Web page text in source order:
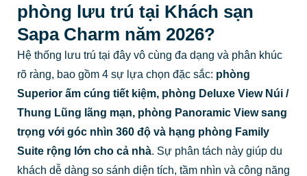
phòng lưu trú tại Khách sạn
Sapa Charm năm 2026?
Hệ thống lưu trú tại đây vô cùng đa dạng và phân khúc
rõ ràng, bao gồm 4 sự lựa chọn đặc sắc: phòng
Superior ấm cúng tiết kiệm, phòng Deluxe View Núi /
Thung Lũng lãng mạn, phòng Panoramic View sang
trọng với góc nhìn 360 độ và hạng phòng Family
Suite rộng lớn cho cả nhà. Sự phân tách này giúp du
khách dễ dàng so sánh diện tích, tầm nhìn và công năng